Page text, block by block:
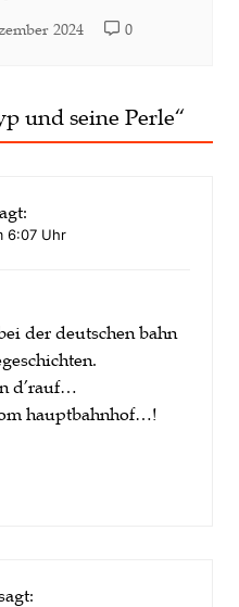
2024 0
und seine Perle“
6:07 Uhr
der deutschen bahn
d’rauf…
hauptbahnhof…!